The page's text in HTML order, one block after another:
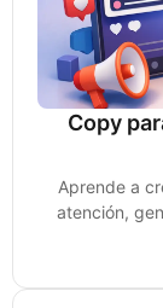
Copy
Aprende a
atención,